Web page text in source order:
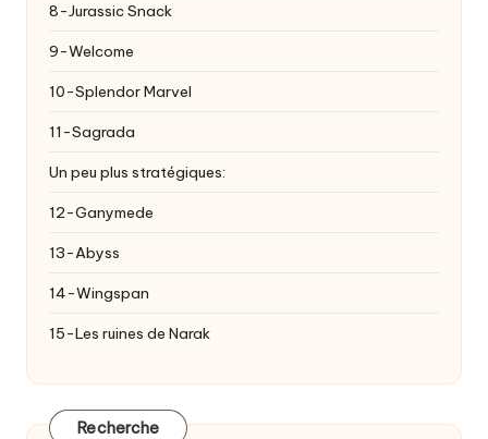
8-Jurassic Snack
9-Welcome
10-Splendor Marvel
11-Sagrada
Un peu plus stratégiques:
12-Ganymede
13-Abyss
14-Wingspan
15-Les ruines de Narak
Recherche